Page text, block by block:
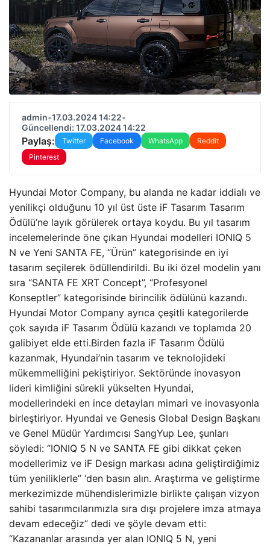
admin•17.03.2024 14:22•
Güncellendi: 17.03.2024 14:22
Paylaş: Twitter Facebook WhatsApp
Reddit
Pinterest
Hyundai Motor Company, bu alanda ne kadar iddialı ve
yenilikçi olduğunu 10 yıl üst üste iF Tasarım Tasarım
Ödülü’ne layık görülerek ortaya koydu. Bu yıl tasarım
incelemelerinde öne çıkan Hyundai modelleri IONIQ 5
N ve Yeni SANTA FE, “Ürün” kategorisinde en iyi
tasarım seçilerek ödüllendirildi. Bu iki özel modelin yanı
sıra “SANTA FE XRT Concept”, “Profesyonel
Konseptler” kategorisinde birincilik ödülünü kazandı.
Hyundai Motor Company ayrıca çeşitli kategorilerde
çok sayıda iF Tasarım Ödülü kazandı ve toplamda 20
galibiyet elde etti.Birden fazla iF Tasarım Ödülü
kazanmak, Hyundai’nin tasarım ve teknolojideki
mükemmelliğini pekiştiriyor. Sektöründe inovasyon
lideri kimliğini sürekli yükselten Hyundai,
modellerindeki en ince detayları mimari ve inovasyonla
birleştiriyor. Hyundai ve Genesis Global Design Başkanı
ve Genel Müdür Yardımcısı SangYup Lee, şunları
söyledi: “IONIQ 5 N ve SANTA FE gibi dikkat çeken
modellerimiz ve iF Design markası adına geliştirdiğimiz
tüm yeniliklerle” ‘den basın alın. Araştırma ve geliştirme
merkezimizde mühendislerimizle birlikte çalışan vizyon
sahibi tasarımcılarımızla sıra dışı projelere imza atmaya
devam edeceğiz” dedi ve şöyle devam etti:
“Kazananlar arasında yer alan IONIQ 5 N, yeni